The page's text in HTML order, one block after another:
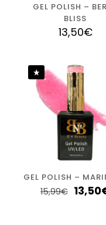
GEL POLISH –
BLISS
13,50€
GEL POLISH –
15,99€ 13,50